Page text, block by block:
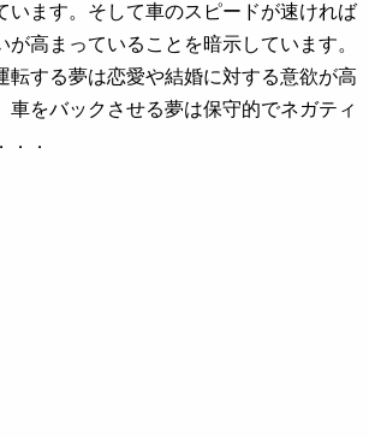
います。そして車のスピードが速ければ
が高まっていることを暗示しています。
転する夢は恋愛や結婚に対する意欲が高
車をバックさせる夢は保守的でネガティ
．．